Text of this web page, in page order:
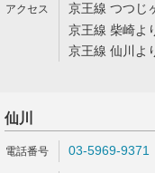
京王線 つつじ
京王線 柴崎よ
京王線 仙川よ
仙川
03-5969-9371